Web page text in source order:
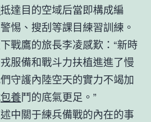
抵達目的空域后當即構成編
惕、搜刮等課目練習訓練。
戰鷹的旅長李凌感歎：“新時
服備和戰斗力扶植進進了慢
守護內陸空天的實力不竭加
包養鬥的底氣更足。”
中關于練兵備戰的內在的事